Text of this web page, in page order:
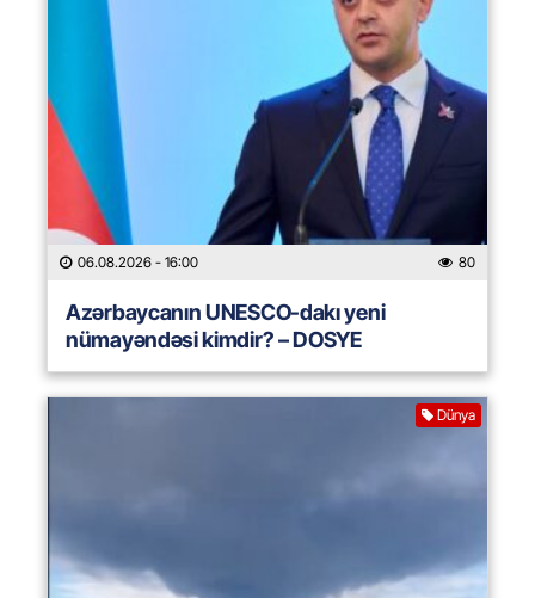
06.08.2026 - 16:00 80
Azərbaycanın UNESCO-dakı yeni
nümayəndəsi kimdir? – DOSYE
Dünya